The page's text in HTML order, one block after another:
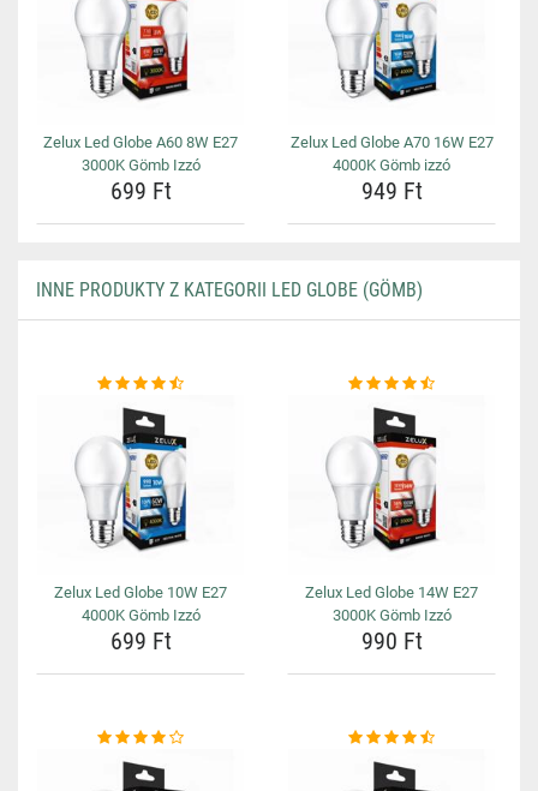
Zelux Led Globe A60 8W E27
3000K Gömb Izzó
699 Ft
Zelux Led Globe A70 16W E27
4000K Gömb izzó
949 Ft
INNE PRODUKTY Z KATEGORII LED GLOBE (GÖMB)
Zelux Led Globe 10W E27
4000K Gömb Izzó
699 Ft
Zelux Led Globe 14W E27
3000K Gömb Izzó
990 Ft